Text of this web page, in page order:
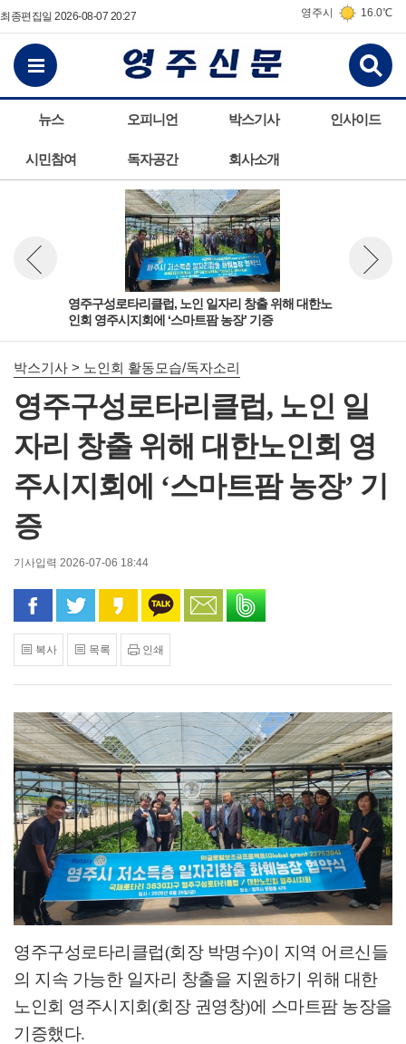
최종편집일 2026-08-07 20:27 영주시 16.0℃
뉴스 오피니언 박스기사 인사이드
시민참여 독자공간 회사소개
전체메뉴보기
영주구성로타리클럽, 노인 일자리 창출 위해 대한노
인회 영주시지회에 ‘스마트팜 농장’ 기증
뉴스 이전보기
박스기사 > 노인회 활동모습/독자소리
영주구성로타리클럽, 노인 일
자리 창출 위해 대한노인회 영
주시지회에 ‘스마트팜 농장’ 기
증
기사입력 2026-07-06 18:44
페이스북으로 공유
트위터로 공유카카오 스토리로 공유
카카오톡으로 공유
문자로 공유
복사 목록 인쇄
영주구성로타리클럽(회장 박명수)이 지역 어르신들
의 지속 가능한 일자리 창출을 지원하기 위해 대한
노인회 영주시지회(회장 권영창)에 스마트팜 농장을
기증했다.